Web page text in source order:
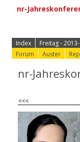
Index Freitag -
Forum
Auster
nr-
<<<
nr-